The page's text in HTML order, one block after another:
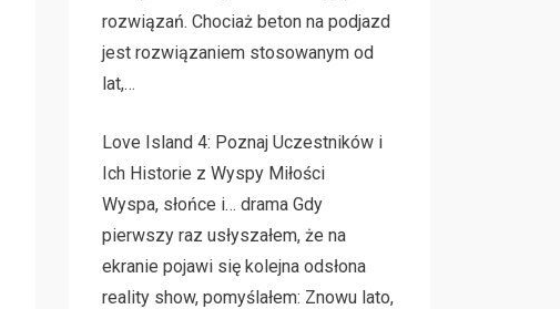
rozwiązań. Chociaż beton na podjazd
jest rozwiązaniem stosowanym od
lat,…
Love Island 4: Poznaj Uczestników i
Ich Historie z Wyspy Miłości
Wyspa, słońce i… drama Gdy
pierwszy raz usłyszałem, że na
ekranie pojawi się kolejna odsłona
reality show, pomyślałem: Znowu lato,